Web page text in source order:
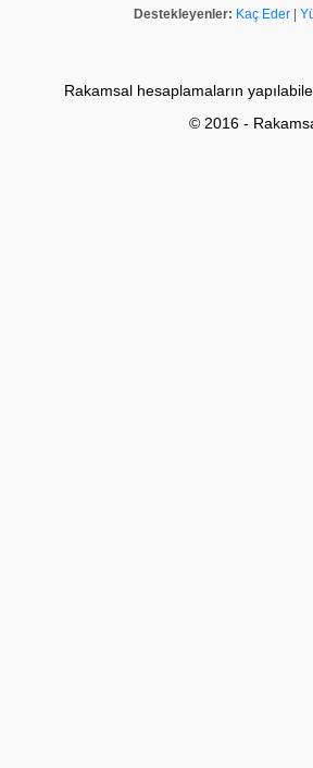
Destekleyenler: Kaç Eder
Rakamsal hesaplamaların
© 2016 -